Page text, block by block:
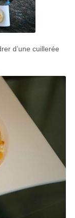
d’une cuillerée